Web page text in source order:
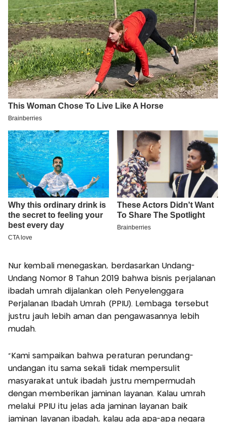
Nur kembali menegaskan, berdasarkan Undang-
Undang Nomor 8 Tahun 2019 bahwa bisnis perjalanan
ibadah umrah dijalankan oleh Penyelenggara
Perjalanan Ibadah Umrah (PPIU). Lembaga tersebut
justru jauh lebih aman dan pengawasannya lebih
mudah.
"Kami sampaikan bahwa peraturan perundang-
undangan itu sama sekali tidak mempersulit
masyarakat untuk ibadah justru mempermudah
dengan memberikan jaminan layanan. Kalau umrah
melalui PPIU itu jelas ada jaminan layanan baik
jaminan layanan ibadah, kalau ada apa-apa negara